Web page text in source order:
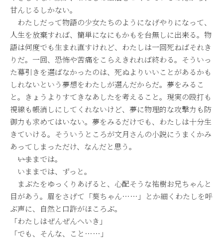
甘んじるしかない。
わたしだって物語の少女たちのようになげやりになって、
人生を放棄すれば、簡単になにもかもを台無しに出来る。物
語は何度でも生まれ直すけれど、わたしは一回死ねばそれき
りだ。一回、恐怖や苦痛をこらえきれれば終わる。そういっ
た幕引きを選ばなかったのは、死ぬよりいいことがあるかも
しれないという夢想をわたしが選んだからだ。夢をみるこ
と。きょうよりすてきなあしたを考えること。現実の殴打も
視線も帳消しにしてくれないけど、夢に物理的な攻撃力も防
御力も求めてはいない。夢をみるだけでも、わたしは十分生
きていける。そういうところが文月さんの小説にうまくかみ
あってしまっただけ、なんだと思う。
――いままでは。
いままでは、ずっと。
まぶたをゆっくりあげると、心配そうな祐樹お兄ちゃんと
目があう。眉をさげて「葵ちゃん……」とか細くわたしを呼
ぶ声に、自然と口許がほころぶ。
「わたしはぜんぜんへいき」
「でも、そんな、こと……」